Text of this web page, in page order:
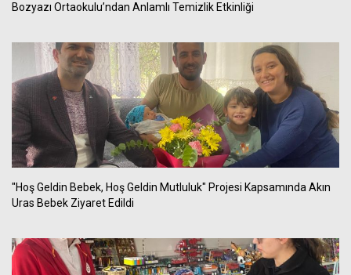
Bozyazı Ortaokulu’ndan Anlamlı Temizlik Etkinliği
"Hoş Geldin Bebek, Hoş Geldin Mutluluk" Projesi Kapsamında Akın
Uras Bebek Ziyaret Edildi